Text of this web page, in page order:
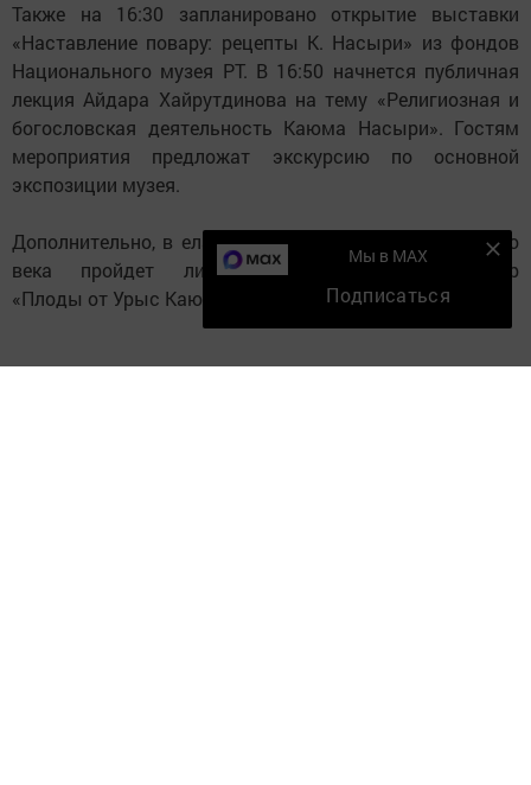
Также на 16:30 запланировано открытие выставки
«Наставление повару: рецепты К. Насыри» из фондов
Национального музея РТ. В 16:50 начнется публичная
лекция Айдара Хайрутдинова на тему «Религиозная и
богословская деятельность Каюма Насыри». Гостям
мероприятия предложат экскурсию по основной
экспозиции музея.
Дополнительно, в елабужской Библиотеке Серебряного
века пройдет литературно-интерактивный вечер
«Плоды от Урыс Каюма».
Мы в MAX
Подписаться